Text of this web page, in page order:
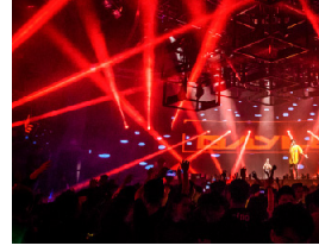
让创意更有价值